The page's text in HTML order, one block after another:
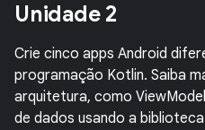
Unidade 2
Crie cinco apps Android
programação Kotlin. Saiba
arquitetura, como
de dados usando a